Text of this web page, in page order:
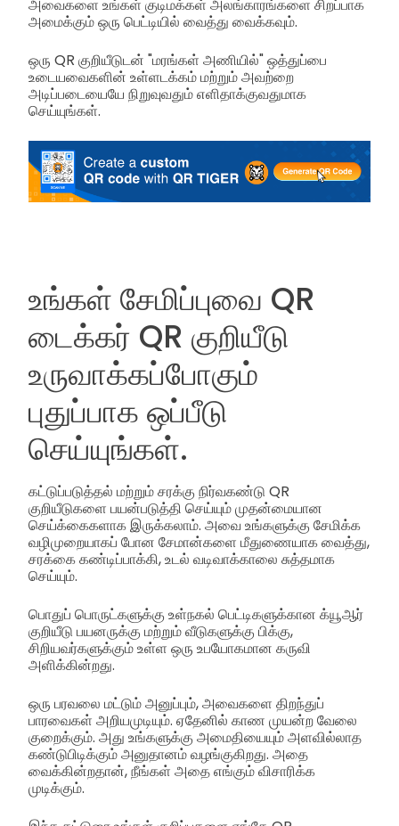
அவைகளை உங்கள் குடிமக்கள் அலங்காரங்களை சிறப்பாக
அமைக்கும் ஒரு பெட்டியில் வைத்து வைக்கவும்.
ஒரு QR குறியீடுடன் "மரங்கள் அணியில்" ஒத்துப்பை
உடையவைகளின் உள்ளடக்கம் மற்றும் அவற்றை
அடிப்படையையே நிறுவுவதும் எளிதாக்குவதுமாக
செய்யுங்கள்.
உங்கள் சேமிப்புவை QR
டைக்கர் QR குறியீடு
உருவாக்கப்போகும்
புதுப்பாக ஒப்பீடு
செய்யுங்கள்.
கட்டுப்படுத்தல் மற்றும் சரக்கு நிர்வகண்டு QR
குறியீடுகளை பயன்படுத்தி செய்யும் முதன்மையான
செய்க்கைகளாக இருக்கலாம். அவை உங்களுக்கு சேமிக்க
வழிமுறையாகப் போன சேமான்களை மீதுணையாக வைத்து,
சரக்கை கண்டிப்பாக்கி, உடல் வடிவாக்காலை சுத்தமாக
செய்யும்.
பொதுப் பொருட்களுக்கு உள்நகல் பெட்டிகளுக்கான க்யூஆர்
குறியீடு பயனருக்கு மற்றும் வீடுகளுக்கு பிக்கு,
சிறியவர்களுக்கும் உள்ள ஒரு உபயோகமான கருவி
அளிக்கின்றது.
ஒரு பரவலை மட்டும் அனுப்பும், அவைகளை திறந்துப்
பாரவைகள் அறியமுடியும். ஏதேனில் காண முயன்ற வேலை
குறைக்கும். அது உங்களுக்கு அமைதியையும் அளவில்லாத
கண்டுபிடிக்கும் அனுதானம் வழங்குகிறது. அதை
வைக்கின்றதான், நீங்கள் அதை எங்கும் விசாரிக்க
முடிக்கும்.